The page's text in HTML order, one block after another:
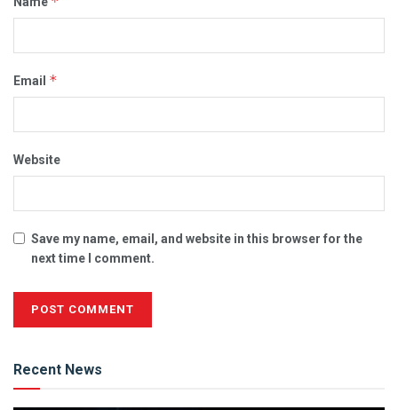
Email *
Website
Save my name, email, and website in this browser for the
next time I comment.
Recent News